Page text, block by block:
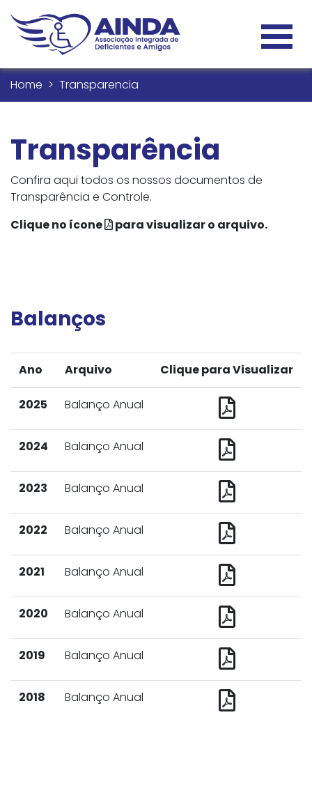
Home Transparencia
Transparência
Confira aqui todos os nossos documentos de
Transparência e Controle.
Clique no ícone
para visualizar o arquivo.
Balanços
Ano Arquivo Clique para Visualizar
2025 Balanço Anual
2024 Balanço Anual
2023 Balanço Anual
2022 Balanço Anual
2021 Balanço Anual
2020 Balanço Anual
2019 Balanço Anual
2018 Balanço Anual